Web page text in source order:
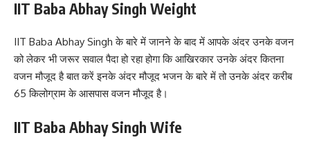
IIT Baba Abhay Singh Weight
IIT Baba Abhay Singh के बारे में जानने के बाद में आपके अंदर उनके वजन
को लेकर भी जरूर सवाल पैदा हो रहा होगा कि आखिरकार उनके अंदर कितना
वजन मौजूद है बात करें इनके अंदर मौजूद भजन के बारे में तो उनके अंदर करीब
65 किलोग्राम के आसपास वजन मौजूद है।
IIT Baba Abhay Singh Wife